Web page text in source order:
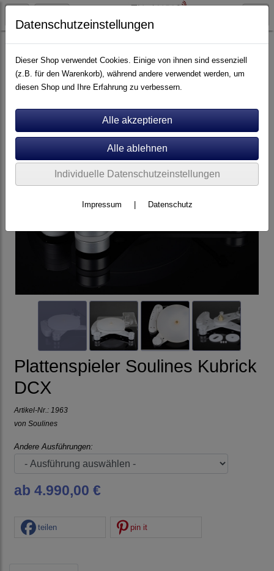
Plattenspieler Soulines
Plattenspieler Soulines Kubrick
DCX
Artikel-Nr.: 1963
von Soulines
Andere Ausführungen:
ab 4.990,00 €
teilen pin it
Datenschutzeinstellungen
Dieser Shop verwendet Cookies. Einige von ihnen sind essenziell
(z.B. für den Warenkorb), während andere verwendet werden, um
diesen Shop und Ihre Erfahrung zu verbessern.
Individuelle Datenschutzeinstellungen
Impressum Datenschutz